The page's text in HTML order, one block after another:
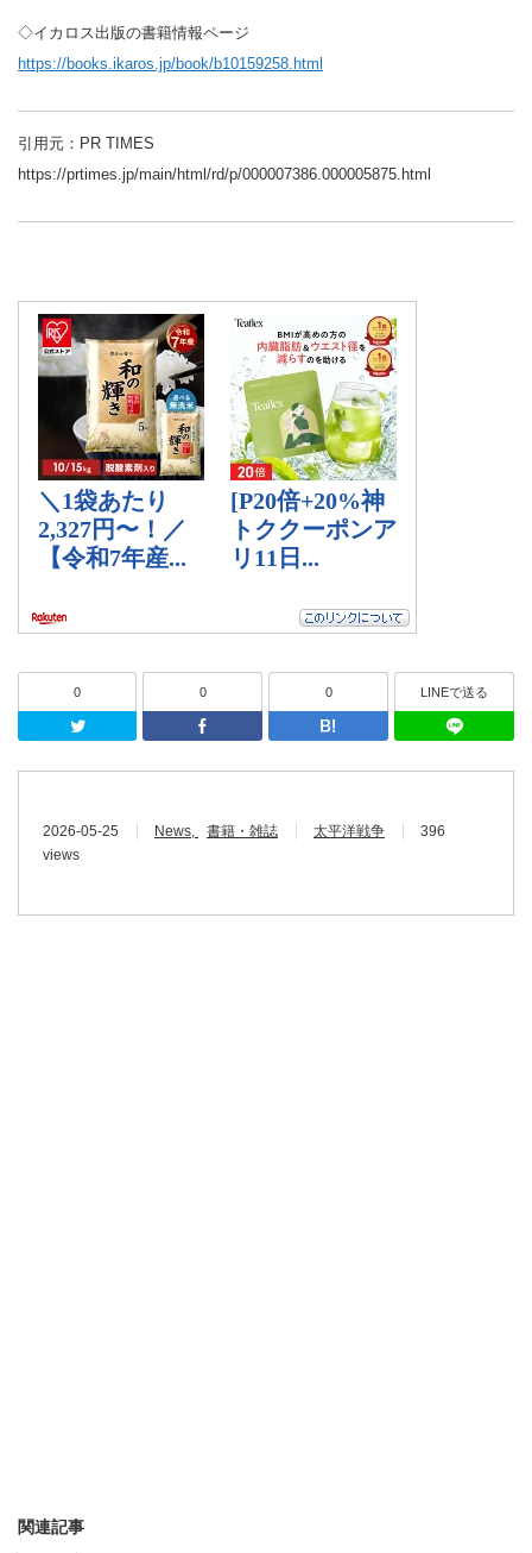
◇イカロス出版の書籍情報ページ
https://books.ikaros.jp/book/b10159258.html
引用元：PR TIMES
https://prtimes.jp/main/html/rd/p/000007386.000005875.html
0
Twitter
0
Facebook
0
はてなブッ
LINEで送る
2026-05-25 News 書籍・雑誌 太平洋戦争
396
views
関連記事